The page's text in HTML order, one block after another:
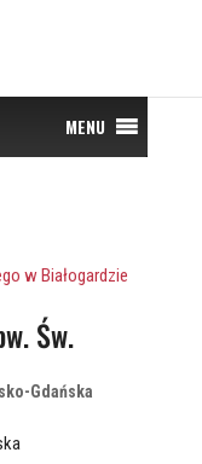
MENU
Św.
Gdańska